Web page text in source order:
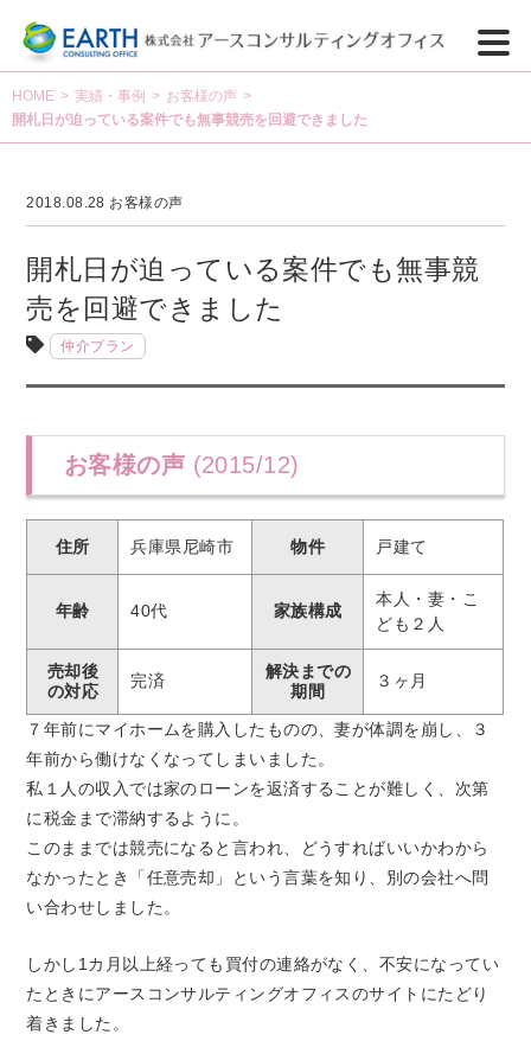
HOME > 実績・事例 > お客様の声 >
開札日が迫っている案件でも無事競売を回避できました
2018.08.28 お客様の声
開札日が迫っている案件でも無事競
売を回避できました
仲介プラン
お客様の声 (2015/12)
住所 兵庫県尼崎市 物件 戸建て
年齢 40代 家族構成
本人・妻・こ
ども２人
売却後
の対応
完済
解決までの
期間
３ヶ月
７年前にマイホームを購入したものの、妻が体調を崩し、３
年前から働けなくなってしまいました。
私１人の収入では家のローンを返済することが難しく、次第
に税金まで滞納するように。
このままでは競売になると言われ、どうすればいいかわから
なかったとき「任意売却」という言葉を知り、別の会社へ問
い合わせしました。
しかし1カ月以上経っても買付の連絡がなく、不安になってい
たときにアースコンサルティングオフィスのサイトにたどり
着きました。